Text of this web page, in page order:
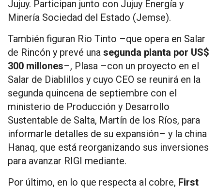
Jujuy. Participan junto con Jujuy Energía y
Minería Sociedad del Estado (Jemse).
También figuran Rio Tinto –que opera en Salar
de Rincón y prevé una segunda planta por US$
300 millones–, Plasa –con un proyecto en el
Salar de Diablillos y cuyo CEO se reunirá en la
segunda quincena de septiembre con el
ministerio de Producción y Desarrollo
Sustentable de Salta, Martín de los Ríos, para
informarle detalles de su expansión– y la china
Hanaq, que está reorganizando sus inversiones
para avanzar RIGI mediante.
Por último, en lo que respecta al cobre, First